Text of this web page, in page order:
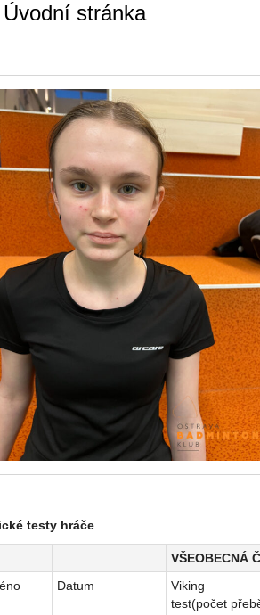
Úvodní stránka
testy hráče
VŠEOBECNÁ
Datum
Viking
test(počet